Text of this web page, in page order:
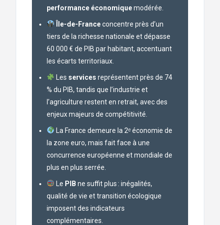
performance économiquemodérée.
Île-de-Franceconcentre près d’un
tiers de la richesse nationale et dépasse
60 000 € de PIB par habitant, accentuant
les écarts territoriaux.
Les services représentent près de 74
% du PIB, tandis que l’industrie et
l’agriculture restent en retrait, avec des
enjeux majeurs de compétitivité.
La France demeure la 2ᵉ économie de
la zone euro, mais fait face à une
concurrence européenne et mondiale de
plus en plus serrée.
Le PIB ne suffit plus : inégalités,
qualité de vie et transition écologique
imposent des indicateurs
complémentaires.